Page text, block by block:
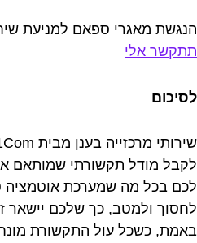
הנגשת מאגרי ספאם למניעת
תתקשר אלי
לסיכום
לקבל מודל תקשורתי שמותאם
לכם בכל מה שמערכת אוטמציה
לחסוך ולמטב, כך שלכם יישאר
באמת, כשכל עול התקשורת